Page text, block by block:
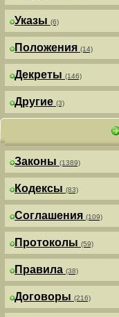
Указы (6)
Положения (14)
Декреты (146)
Другие (3)
Законы (1389)
Кодексы (83)
Соглашения (109)
Протоколы (59)
Правила (38)
Договоры (216)